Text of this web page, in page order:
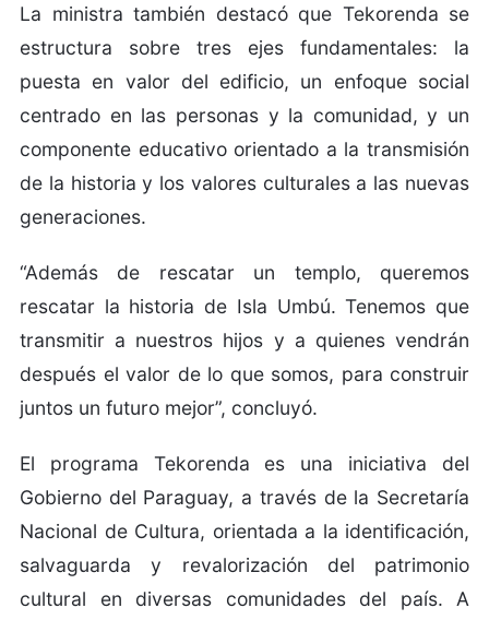
La ministra también destacó que Tekorenda se
estructura sobre tres ejes fundamentales: la
puesta en valor del edificio, un enfoque social
centrado en las personas y la comunidad, y un
componente educativo orientado a la transmisión
de la historia y los valores culturales a las nuevas
generaciones.
“Además de rescatar un templo, queremos
rescatar la historia de Isla Umbú. Tenemos que
transmitir a nuestros hijos y a quienes vendrán
después el valor de lo que somos, para construir
juntos un futuro mejor”, concluyó.
El programa Tekorenda es una iniciativa del
Gobierno del Paraguay, a través de la Secretaría
Nacional de Cultura, orientada a la identificación,
salvaguarda y revalorización del patrimonio
cultural en diversas comunidades del país. A